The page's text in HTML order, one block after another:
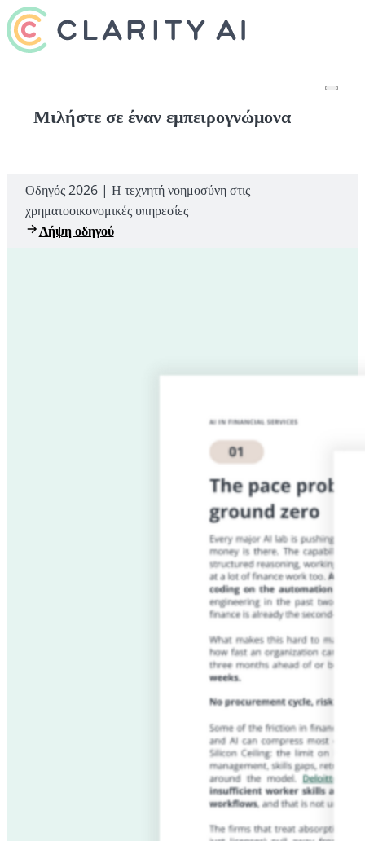
Μιλήστε σε έναν εμπειρογνώμονα
Οδηγός 2026 | Η τεχνητή νοημοσύνη στις
χρηματοοικονομικές υπηρεσίες
Λήψη οδηγού